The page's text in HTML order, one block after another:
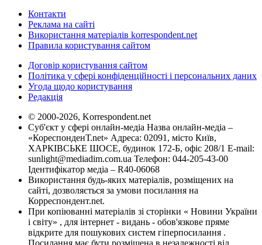
Контакти
Реклама на сайті
Використання матеріалів korrespondent.net
Правила користування сайтом
Договір користування сайтом
Політика у сфері конфіденційності і персональних даних
Угода щодо користування
Редакція
© 2000-2026, Korrespondent.net
Суб'єкт у сфері онлайн-медіа Назва онлайн-медіа –
«КореспонденТ.net» Адреса: 02091, місто Київ,
ХАРКІВСЬКЕ ШОСЕ, будинок 172-Б, офіс 208/1 E-mail:
sunlight@mediadim.com.ua Телефон: 044-205-43-00
Ідентифікатор медіа – R40-06068
Використання будь-яких матеріалів, розміщених на
сайті, дозволяється за умови посилання на
Корреспондент.net.
При копіюванні матеріалів зі сторінки « Новини України
і світу» , для інтернет - видань - обов'язкове пряме
відкрите для пошукових систем гіперпосилання .